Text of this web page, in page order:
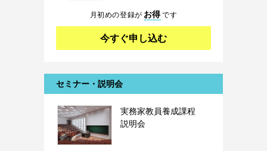
月初めの登録が お得です
今すぐ申し込む
セミナー・説明会
実務家教員養成課程
説明会